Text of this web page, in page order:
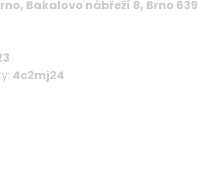
Bakalovo nábřeží 8, Brno
4c2mj24